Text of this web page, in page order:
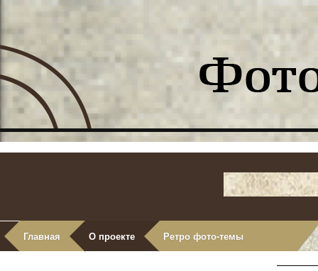
Главная О проекте Ретро фото-темы